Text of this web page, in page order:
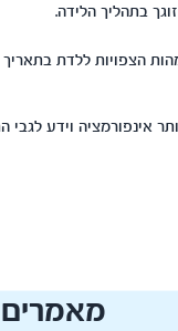
הצפויות ללדת
מאמרים